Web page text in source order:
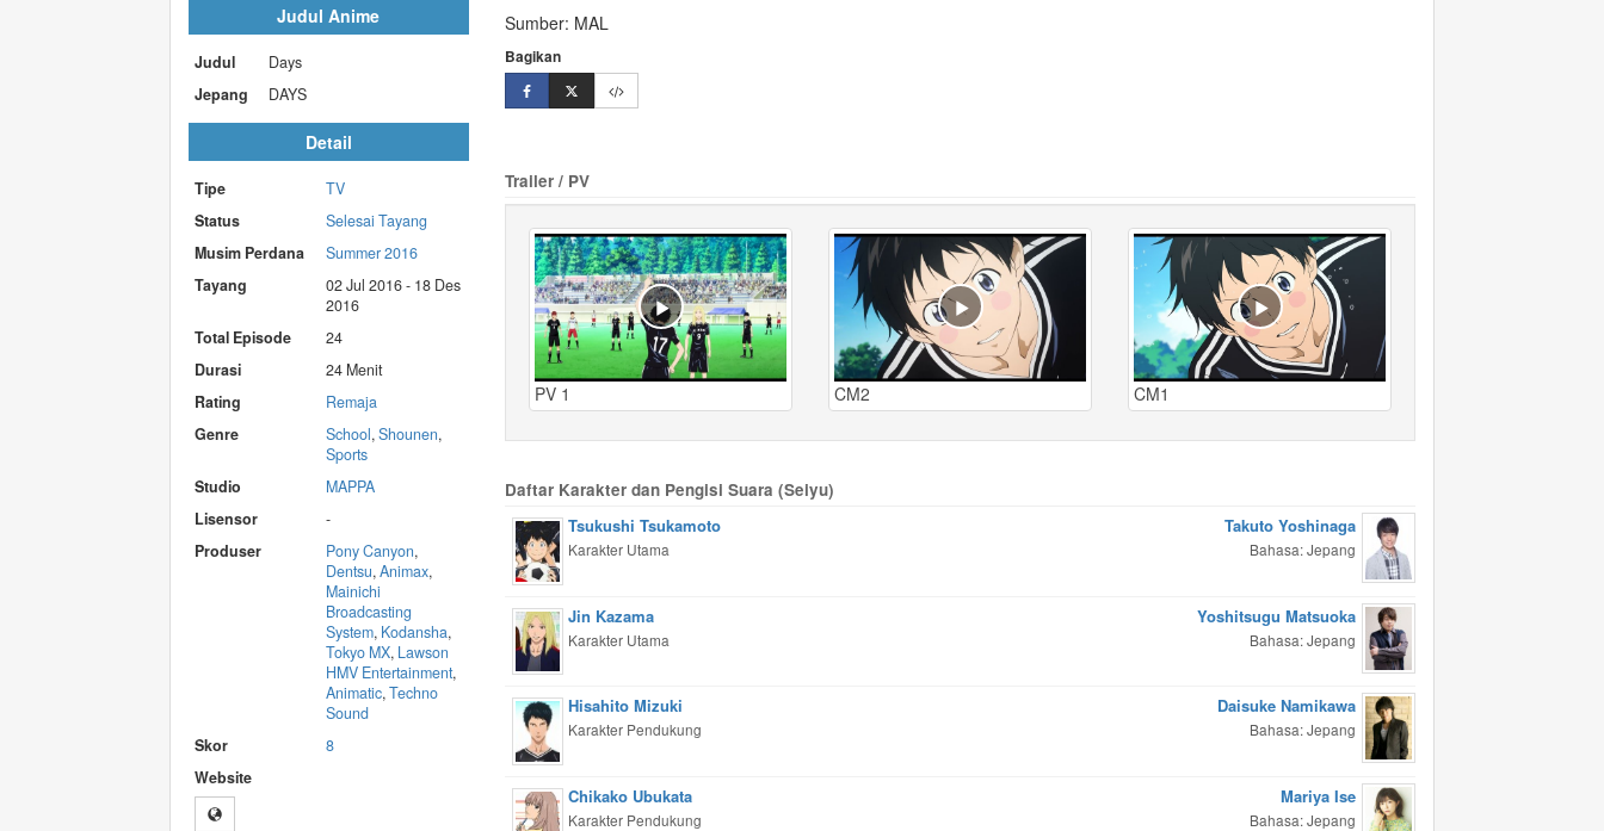
Judul Anime
Judul
Days
Jepang
DAYS
Detail
Tipe
TV
Status
Selesai Tayang
Musim Perdana
Summer 2016
Tayang
02 Jul 2016 - 18 Des
2016
Total Episode
24
Durasi
24 Menit
Rating
Remaja
Genre
School,Shounen,
Sports
Studio
MAPPA
Lisensor
-
Produser
Pony Canyon,
Dentsu,Animax,
Mainichi
Broadcasting
System, Kodansha,
Tokyo MX, Lawson
HMV Entertainment,
Animatic,Techno
Sound
Skor
8
Website
Sumber: MAL
Bagikan
Trailer / PV
PV 1 CM2 CM1
Daftar Karakter dan Pengisi Suara (Seiyu)
Tsukushi Tsukamoto
Karakter Utama
Takuto Yoshinaga
Bahasa: Jepang
Jin Kazama
Karakter Utama
Yoshitsugu Matsuoka
Bahasa: Jepang
Hisahito Mizuki
Karakter Pendukung
Daisuke Namikawa
Bahasa: Jepang
Chikako Ubukata
Karakter Pendukung
Mariya Ise
Bahasa: Jepang